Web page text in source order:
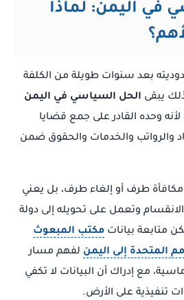
في اليمن: لماذا
بعد سنوات طويلة من الكلفة
يبقى الحل السياسي في اليمن
لأنه وحده القادر على جمع قضايا
والرواتب والخدمات والحقوق ضمن
طرف أو إلغاء طرف، بل يعني
وتعمل على تحويله إلى دولة
متابعة بيانات مكتب المبعوث
المتحدة إلى اليمن لفهم مسار
مع إدراك أن البيانات لا تكفي
تنفيذية على الأرض.